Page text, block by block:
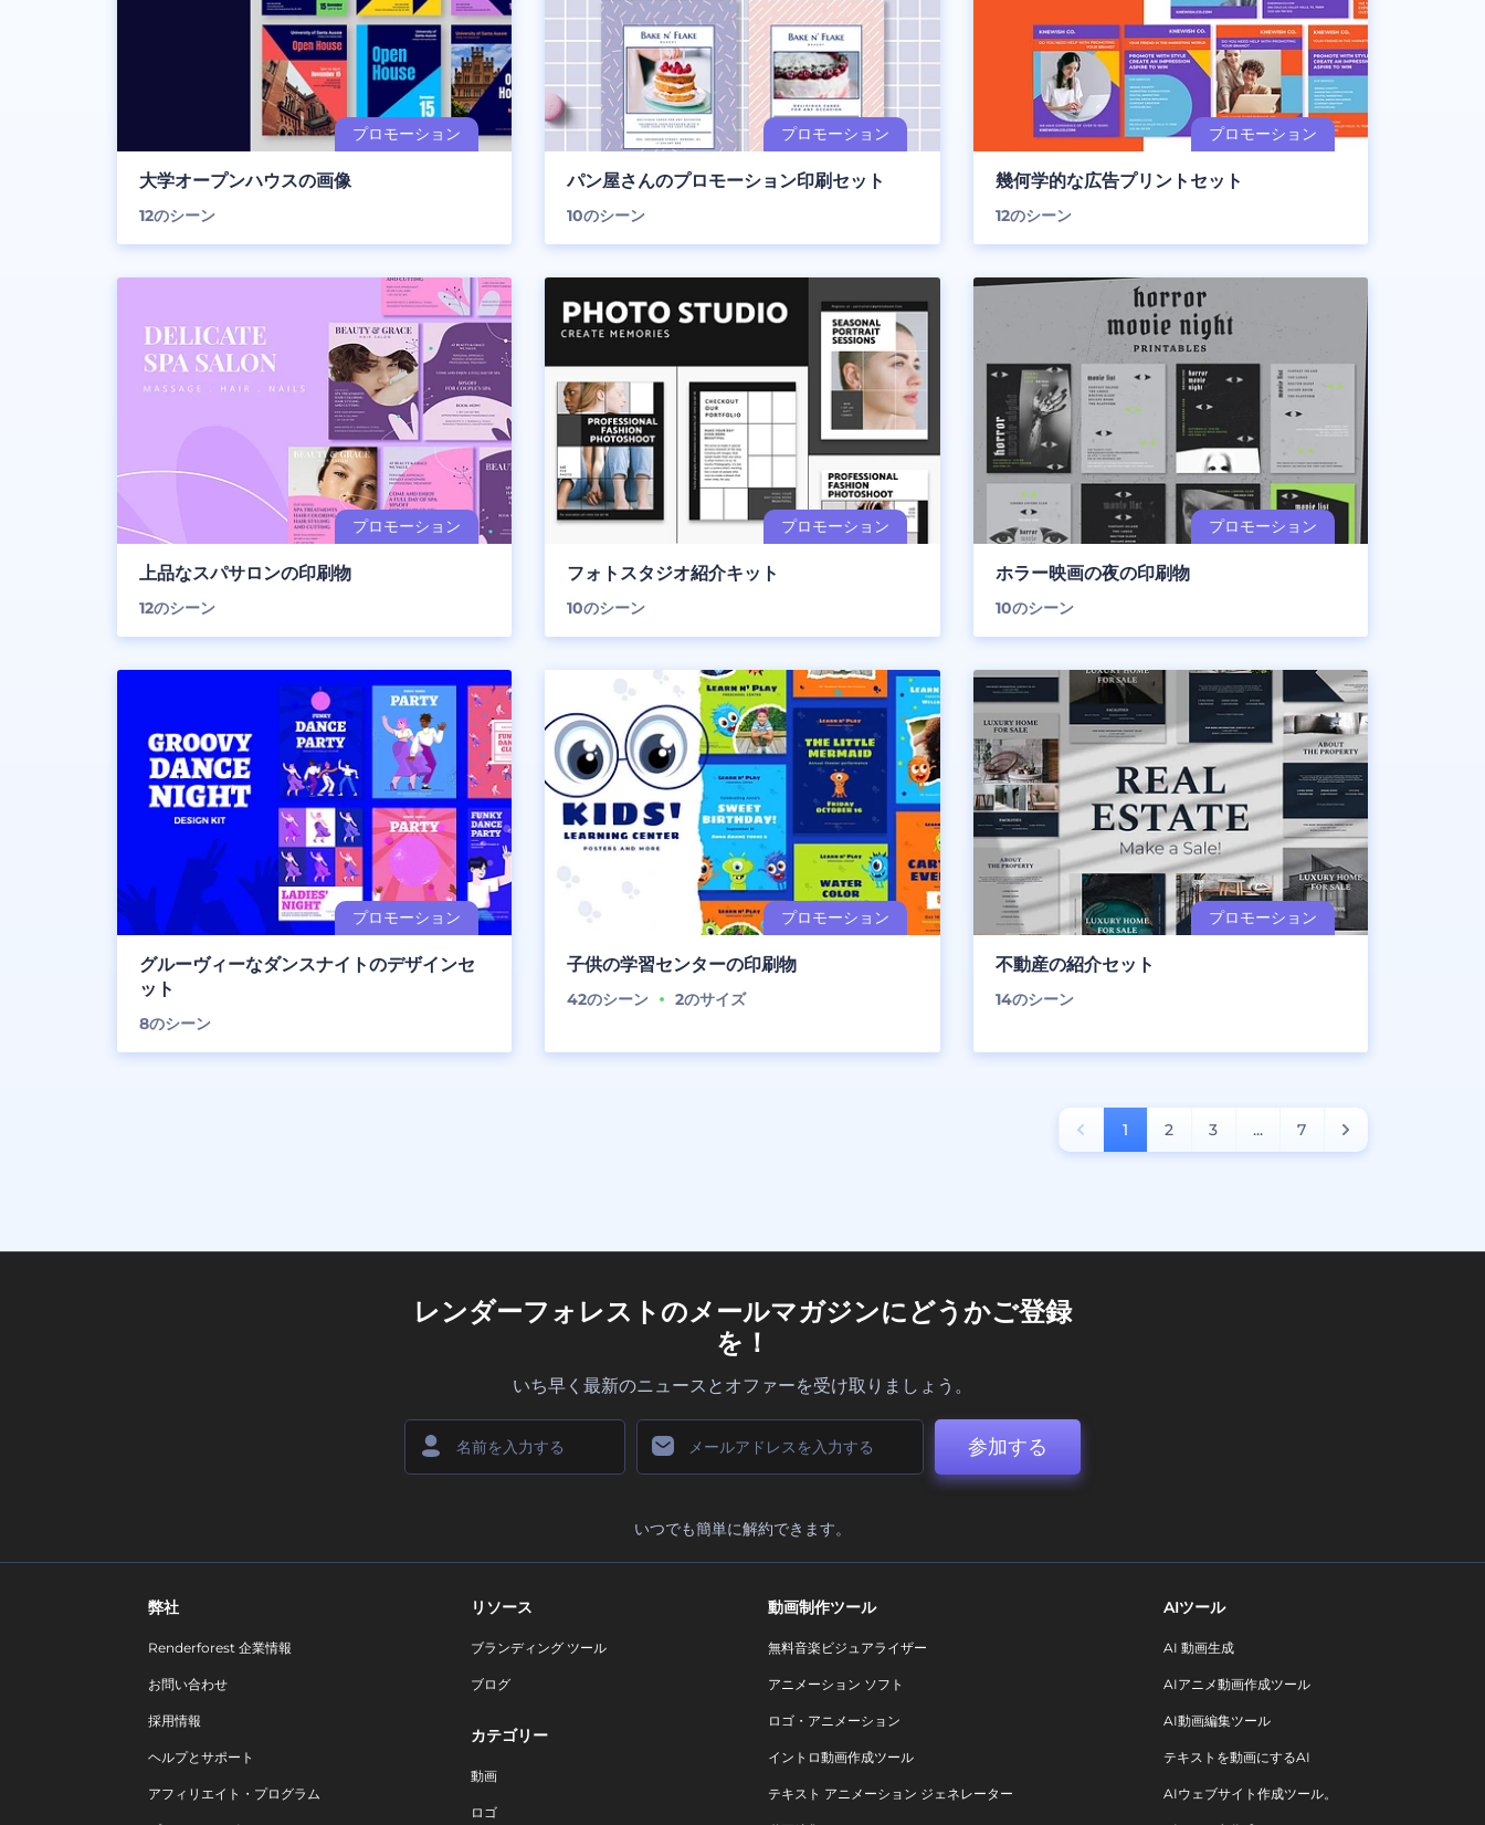
大学オープンハウスの画像
12のシーン
パン屋さんのプロモーション印刷セット
10のシーン
幾何学的な広告プリントセット
12のシーン
上品なスパサロンの印刷物
12のシーン
フォトスタジオ紹介キット
10のシーン
ホラー映画の夜の印刷物
10のシーン
グルーヴィーなダンスナイトのデザインセ
ット
8のシーン
子供の学習センターの印刷物
42のシーン 2のサイズ
不動産の紹介セット
14のシーン
1 2 3 ... 7
レンダーフォレストのメールマガジンにどうかご登録
を！
いち早く最新のニュースとオファーを受け取りましょう。
参加する
いつでも簡単に解約できます。
弊社
Renderforest 企業情報
お問い合わせ
採用情報
ヘルプとサポート
アフィリエイト・プログラム
リソース
ブランディング ツール
ブログ
カテゴリー
動画
ロゴ
動画制作ツール
無料音楽ビジュアライザー
アニメーション ソフト
ロゴ・アニメーション
イントロ動画作成ツール
テキスト アニメーション ジェネレーター
AIツール
AI 動画生成
AIアニメ動画作成ツール
AI動画編集ツール
テキストを動画にするAI
AIウェブサイト作成ツール。